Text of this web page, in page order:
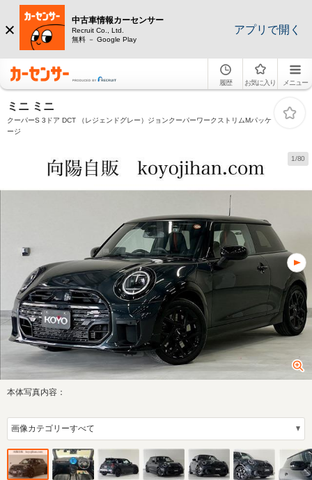
中古車情報カーセンサー
Recruit Co., Ltd.
無料 － Google Play
アプリで開く
履歴 お気に入り メニュー
ミニ ミニ
クーパーS 3ドア DCT （レジェンドグレー）ジョンクーパーワークストリムMパッケ
ージ
1/80
本体写真内容：